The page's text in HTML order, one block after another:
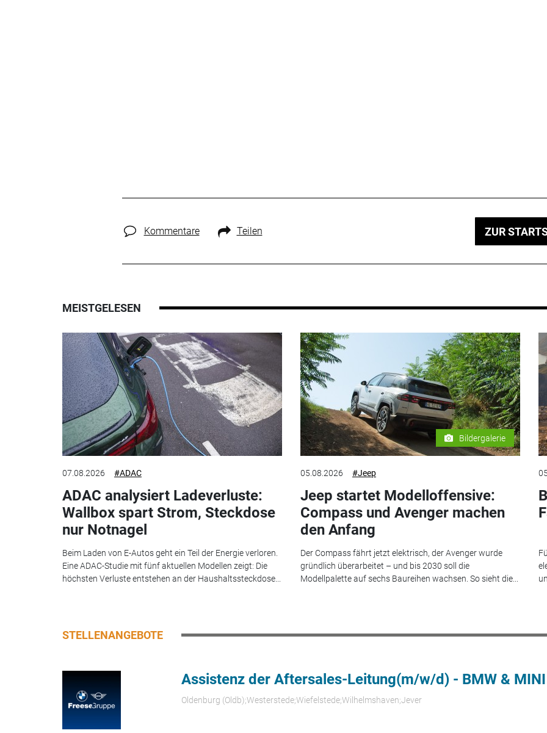
Kommentare Teilen ZUR
MEISTGELESEN
07.08.2026 #ADAC
ADAC analysiert Ladeverluste:
Wallbox spart Strom, Steckdose
nur Notnagel
Beim Laden von E-Autos geht ein Teil der Energie verloren.
Eine ADAC-Studie mit fünf aktuellen Modellen zeigt: Die
höchsten Verluste entstehen an der Haushaltssteckdose...
Bildergalerie
05.08.2026 #Jeep
Jeep startet Modelloffensive:
Compass und Avenger machen
den Anfang
Der Compass fährt jetzt elektrisch, der Avenger wurde
gründlich überarbeitet – und bis 2030 soll die
Modellpalette auf sechs Baureihen wachsen. So sieht die...
STELLENANGEBOTE
Assistenz der Aftersales-Leitung(m/w/d) - BMW & MINI
Oldenburg (Oldb);Westerstede;Wiefelstede;Wilhelmshaven;Jever